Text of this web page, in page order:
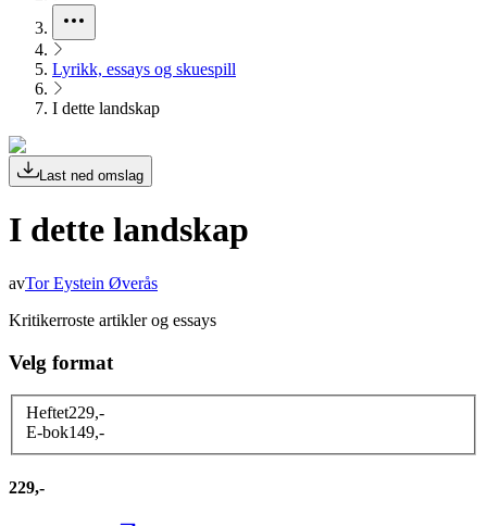
Lyrikk, essays og skuespill
I dette landskap
Last ned omslag
I dette landskap
avTor Eystein Øverås
Kritikerroste artikler og essays
Velg format
Heftet229,-
E-bok149,-
229,-